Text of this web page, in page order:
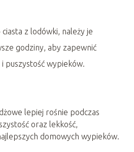
z lodówki, należy je
godziny, aby zapewnić
puszystość wypieków.
lepiej rośnie podczas
oraz lekkość,
domowych wypieków.